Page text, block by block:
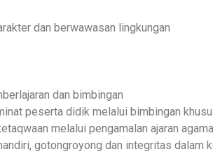
dan berwawasan lingkungan
dan bimbingan
peserta didik melalui bimbingan
melalui pengamalan ajaran agama
gotongroyong dan integritas dalam